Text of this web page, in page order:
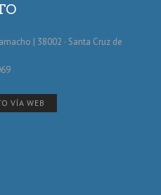
| 38002 · Santa Cruz de
VÍA WEB